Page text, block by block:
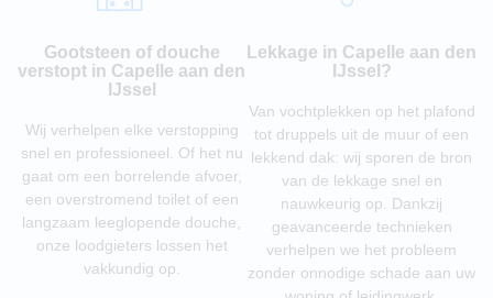
Gootsteen of douche
verstopt in Capelle aan den
IJssel
Wij verhelpen elke verstopping
snel en professioneel. Of het nu
gaat om een borrelende afvoer,
een overstromend toilet of een
langzaam leeglopende douche,
onze loodgieters lossen het
vakkundig op.
Lekkage in Capelle aan den
IJssel?
Van vochtplekken op het plafond
tot druppels uit de muur of een
lekkend dak: wij sporen de bron
van de lekkage snel en
nauwkeurig op. Dankzij
geavanceerde technieken
verhelpen we het probleem
zonder onnodige schade aan uw